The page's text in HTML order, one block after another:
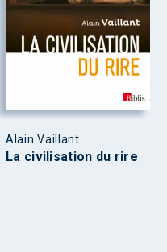
Alain Vaillant
La civilisation du rire